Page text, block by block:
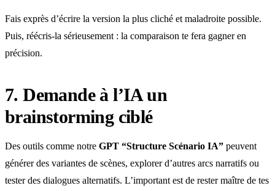
Fais exprès d’écrire la version la plus cliché et maladroite possible.
Puis, réécris-la sérieusement : la comparaison te fera gagner en
précision.
7. Demande à l’IA un
brainstorming ciblé
Des outils comme notre GPT “Structure Scénario IA” peuvent
générer des variantes de scènes, explorer d’autres arcs narratifs ou
tester des dialogues alternatifs. L’important est de rester maître de tes